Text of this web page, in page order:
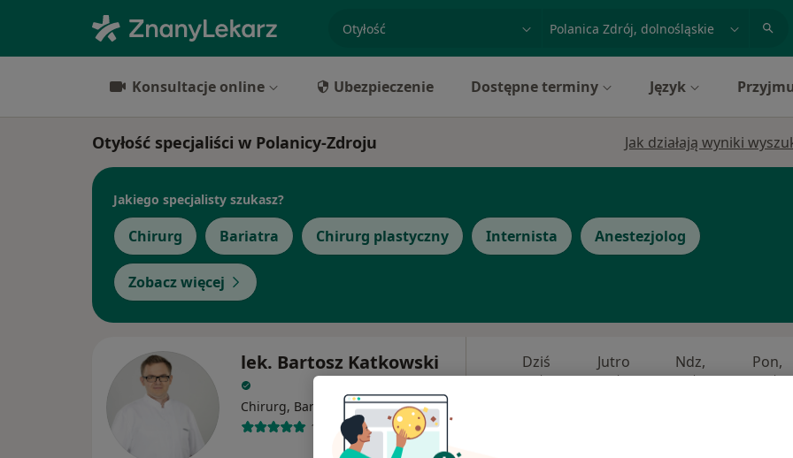
specjalizacja, badanie lub nazwiskomiasto lub dzielnica
Konsultacje online Ubezpieczenie Dostępne terminy Język
Otyłość specjaliści w Polanicy-Zdroju Jak działają wyniki
Jakiego specjalisty szukasz?
Chirurg Bariatra Chirurg plastyczny Internista Anestezjolog
Zobacz więcej
lek. Bartosz Katkowski
Chirurg, Bariatra ·Więcej
113 opinii
Dziś
7 Sie
Jutro
8 Sie
Ndz,
9 Sie
Pon,
10 Sie